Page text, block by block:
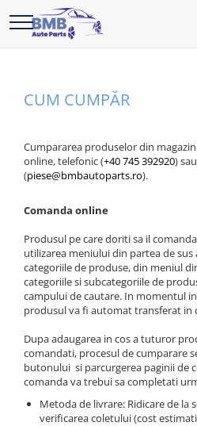
Accesorii
ODORIZANTE
Ambreiaj
Rulment de presiune
Volantă
Angrenare roată
Planetară
Antrenare punte
Aprindere
Releu
Caroserie
Absorbant bara V
Aripă
Armatura
Balama capota
Bara fata
Bara spate
Broasca capota
Broască usă
Canal racire
Capac bara
Cutie viteze
Kit revizie
Directie
Cap de bara
Scut caseta
Electrice
Alternator
Cameră
Lampa spate
Semnal oglindă
SEMNALIZARE ARIPA
SENZOR PARCARE
Set faruri
Filtre
Filtru combustibil
Filtru ulei
KIT REVIZIE
Interior
Fata usă
Lichide
Antigel
Silicon
Ulei
Motor
Capac culbutori
Distribuție
EGR
Fulie vibrochen
Injector
Pinion
Pompă ulei
RACITOR GAZE
SENZORI
Suport motor
Turbocompresor
Parbriz
Parbriz
Stergător
Vas spalator parbriz
Sistem alimentare
Pompă
Sistem climatizare
Condensator
Sistem de frânare
Etrier
Răcire
Saboti frână
Sistem evacuare
Filtru particule
Tobă finală
Sistem răcire
Furtune
Pompă apă
Termocupla ventilator
Termostat
Vas expansiune
Suspensie
Compresor perne aer
Suspensie/directie roti
Brat suspensie
Suport ax
CUM CUMPĂR
Cumpararea produselor din
online, telefonic (+40 745 392920)
(piese@bmbautoparts.ro).
Comanda online
Produsul pe care doriti sa il
utilizarea meniului din partea de sus
categoriile de produse, din meniul
categoriile si subcategoriile de
campului de cautare. In momentul
produsul va fi automat transferat in
Dupa adaugarea in cos a tuturor
comandati, procesul de cumparare
butonului si parcurgerea paginii de
comanda va trebui sa completati
Metoda de livrare: Ridicare de la
verificarea coletului (cost